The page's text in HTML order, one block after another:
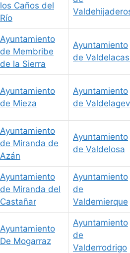
los Caños del
Río
Ayuntamiento
de Membribe
de la Sierra
Ayuntamiento
de
Ayuntamiento
de Mieza
Ayuntamiento
de
Ayuntamiento
de Miranda de
Azán
Ayuntamiento
de Valdelosa
Ayuntamiento
de Miranda del
Castañar
Ayuntamiento
de
Valdemierque
Ayuntamiento
De Mogarraz
Ayuntamiento
de
Valderrodrigo